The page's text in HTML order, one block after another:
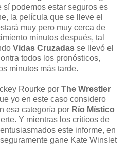
podemos estar seguros es
la película que se lleve el
muy pero muy cerca de
minutos después, tal
Vidas Cruzadas se llevó el
todos los pronósticos,
minutos más tarde.
Rourke por The Wrestler
yo en este caso considero
esa categoría por Río Místico
Y mientras los críticos de
este informe, en
gane Kate Winslet